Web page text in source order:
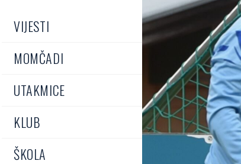
VIJESTI
MOMČADI
UTAKMICE
KLUB
ŠKOLA